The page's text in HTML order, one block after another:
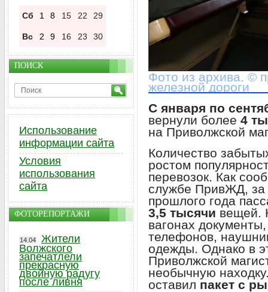
Фото из архива. ©
железной дороги
С января по
вернули более 4
на Приволжской
Количество
ростом
перевозок. Как
службе ПривЖД, за
прошлого года
3,5 тысячи вещей.
вагонах
телефонов,
одежды. Однако в
Приволжской
необычную
оставил пакет с
Сб 1 8 15 22 29
Вс 2 9 16 23 30
ПОИСК
Использование
информации сайта
Условия
использования
сайта
ФОТОРЕПОРТАЖИ
14.04
Жители
Волжского
запечатлели
прекрасную
двойную радугу
после ливня